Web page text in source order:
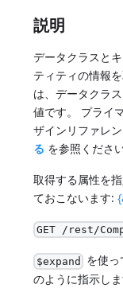
説明
データクラスと
ティティの情報
は、データクラ
値です。 プライ
ザインリファレ
る を参照ください
取得する属性を
ておこないます:
GET /rest/
$expand を使っ
のように指示し